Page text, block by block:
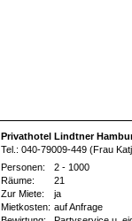
Privathotel Lindtner
Tel.: 040-79009-449 (Frau
Personen:
2 - 1000
Räume:
21
Zur Miete:
ja
Mietkosten: auf Anfrage